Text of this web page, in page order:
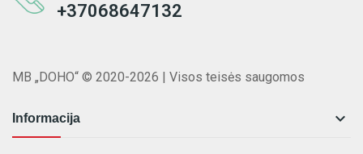
+37068647132
MB „DOHO“ © 2020-2026 | Visos teisės saugomos
Informacija 